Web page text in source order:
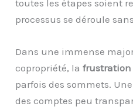
toutes les étapes soient
processus se déroule
Dans une immense
copropriété, lafrustration
parfois des sommets.
des comptes peu